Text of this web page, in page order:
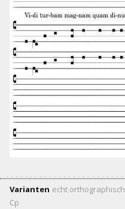
Varianten echt orthographisch
Cp